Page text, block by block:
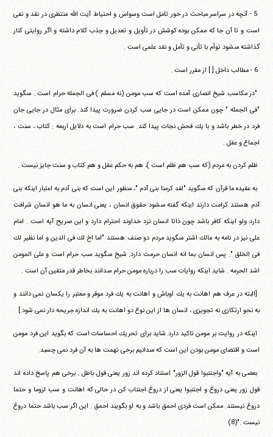
‏ ‏5 - آنچه در سراسر مباحث در خور تامل است وسواس و احتياط‏ ‏آيت الله منتظرى در نقد و نفى
است و تا آن جا كه ممكن بوده كوشش در‏ ‏تأويل و تعديل و جذب كلام داشته و اگر روايتى كنار
گذاشته مى‎شود توأم با‏ ‏تأنى و تأمل و نقد علمى است .
‏ ‏6 - مطالب داخل [ ] از مقرر است .
‏ ‏"در مكاسب شيخ انصارى آمده است كه سب مومن (نه مسلم )‏ ‏فى الجمله حرام است . مى‎گويد
"فى الجمله " چون ممكن است در جايى‏ ‏سب كردن ضرورت پيدا كند. براى مثال در جايى جان
فرد در خطر‏ ‏باشد و با يك فحش نجات پيدا كند. سب حرام است به دلايل اربعه :‏ ‏كتاب ، سنت ،
اجماع و عقل .
‏ ‏ظلم كردن به مردم (كه سب هم ظلم است )، هم به حكم عقل و هم‏ ‏كتاب و سنت جايز نيست .
‏ ‏به عقيده ما قرآن كه مى‎گويد "لقد كرمنا بنى آدم "، منظور اين است كه‏ ‏بنى آدم به اعتبار اينكه بنى
آدم هستند كرامت دارند اينكه گفته مى‎شود‏ ‏حقوق انسان ، يعنى انسان به ما هو انسان شرافت
دارد ولو اينكه كافر‏ ‏باشد چون ذاتا انسان نزد خداوند احترام دارد و اين صريح آيه است .‏ ‏امام
على نيز در نامه به مالك اشتر مى‎گويد مردم دو صنف هستند "اما اخ‏ ‏لك فى الدين و اما نظير لك
فى الخلق ". پس انسان بما انه انسان حرمت‏ ‏دارد. شيخ مى‎گويد سب حرام است و على المومن
اشد الحرمه . شايد‏ ‏اينكه روايات سب را درباره مومن حرام مى‎دانند بخاطر قدر متقين آن‏ ‏است .
‏ ‏[البته در عرف هم اهانت به يك اوباش و اهانت به يك فرد موقر و معتبر‏ ‏را يكسان نمى دانند و
به نحو ارتكازى نه تجويزى ، انسان ها از اين نوع دو‏ ‏اهانت به يك اندازه جريحه دار نمى شود.]
‏ ‏اينكه در روايت بر مومن تاكيد دارد شايد براى تحريك احساسات‏ ‏است كه بگويد اين فرد مومن
است و اقتضاى مومن بودن اين است كه‏ ‏مى‎دانيم برخى تهمت ها به آن فرد نمى چسبد.
‏ ‏بعضى به آيه "واجتنبوا قول الزور" استناد كرده اند زور يعنى قول‏ ‏باطل . برخى هم پاسخ داده اند
قول زور يعنى دروغ و اجتنبوا يعنى از‏ ‏دروغ اجتناب كن در حالى كه اهانت و سب لزوما و حتما
دروغ نيستند.‏ ‏ممكن است فردى احمق باشد و به او بگويند احمق . اين اگر سب باشد‏ ‏حتما دروغ
نيست ."(8)